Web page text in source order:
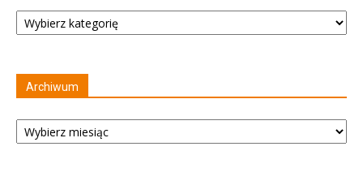
Kategorie
Archiwum
Archiwum